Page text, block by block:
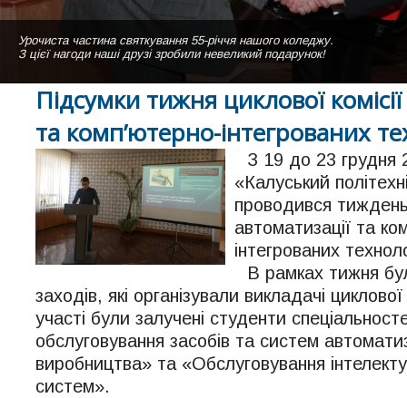
Урочиста частина святкування 55-річчя нашого коледжу.
З цієї нагоди наші друзі зробили невеликий подарунок!
Навчальний корпус ДВНЗ "Калуський політехнічний коледж"
Вигляд зі сторони гуртожитка коледжу
Студентки нашого коледжу виконують пісню "Коледже мій" на сцені
Підсумки тижня циклової
та комп’ютерно-інтегрованих
З 19 до 23
«Калуський
проводився тиждень
автоматизації та
інтегрованих
В рамках тижня
заходів, які організували викладачі
участі були залучені студенти
обслуговування засобів та систем
виробництва» та «Обслуговування
систем».